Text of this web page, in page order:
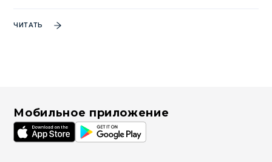
ЧИТАТЬ
Мобильное приложение